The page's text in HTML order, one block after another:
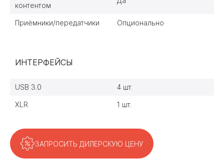
контентом
Приёмники/передатчики Опционально
ИНТЕРФЕЙСЫ
USB 3.0 4 шт.
XLR 1 шт.
ЗАПРОСИТЬ ДИЛЕРСКУЮ ЦЕНУ